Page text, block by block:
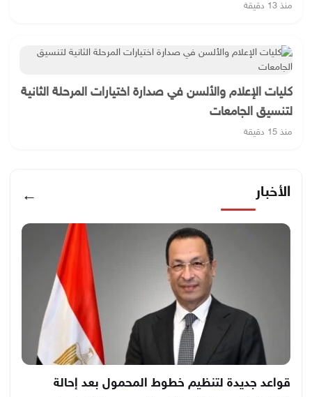
منذ 13 دقيقة
كليات الإعلام والألسن في صدارة اختيارات المرحلة الثانية
لتنسيق الجامعات
منذ 15 دقيقة
الأخبار ←
قواعد جديدة لتنظيم خطوط المحمول بعد إحالة